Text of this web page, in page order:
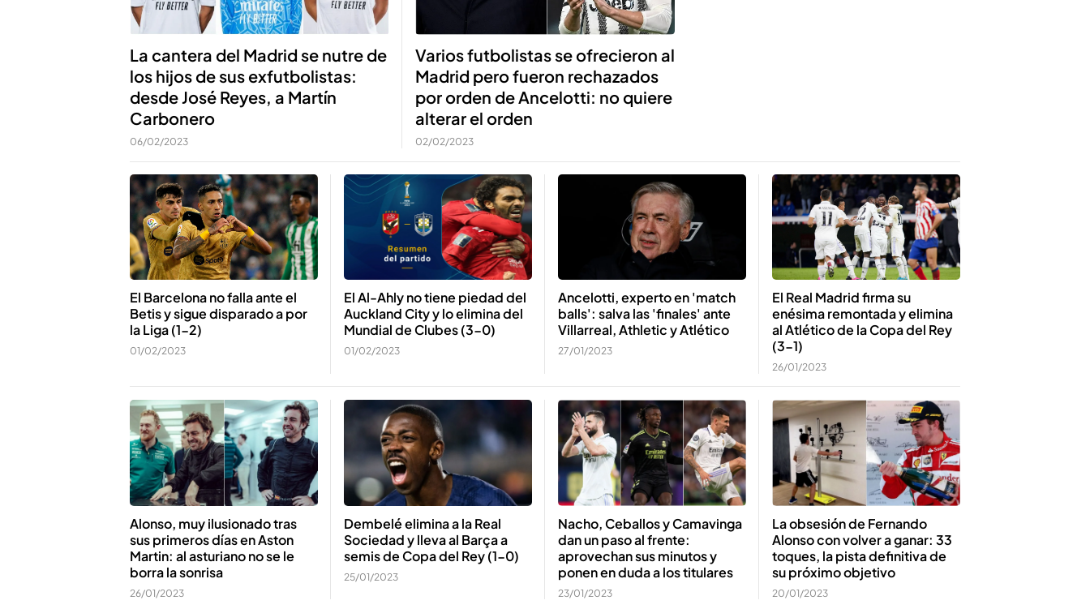
La cantera del Madrid se nutre de
los hijos de sus exfutbolistas:
desde José Reyes, a Martín
Carbonero
06/02/2023
Varios futbolistas se ofrecieron al
Madrid pero fueron rechazados
por orden de Ancelotti: no quiere
alterar el orden
02/02/2023
El Barcelona no falla ante el
Betis y sigue disparado a por
la Liga (1-2)
01/02/2023
El Al-Ahly no tiene piedad del
Auckland City y lo elimina del
Mundial de Clubes (3-0)
01/02/2023
Ancelotti, experto en 'match
balls': salva las 'finales' ante
Villarreal, Athletic y Atlético
27/01/2023
El Real Madrid firma su
enésima remontada y elimina
al Atlético de la Copa del Rey
(3-1)
26/01/2023
Alonso, muy ilusionado tras
sus primeros días en Aston
Martin: al asturiano no se le
borra la sonrisa
26/01/2023
Dembelé elimina a la Real
Sociedad y lleva al Barça a
semis de Copa del Rey (1-0)
25/01/2023
Nacho, Ceballos y Camavinga
dan un paso al frente:
aprovechan sus minutos y
ponen en duda a los titulares
23/01/2023
La obsesión de Fernando
Alonso con volver a ganar: 33
toques, la pista definitiva de
su próximo objetivo
20/01/2023